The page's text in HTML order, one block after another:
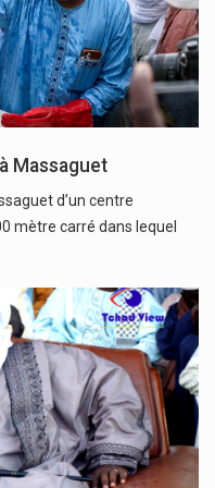
Massaguet
d’un centre
mètre carré dans lequel